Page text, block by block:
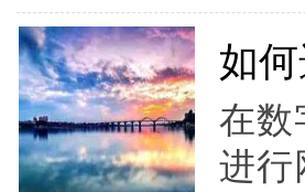
如
在数
进行